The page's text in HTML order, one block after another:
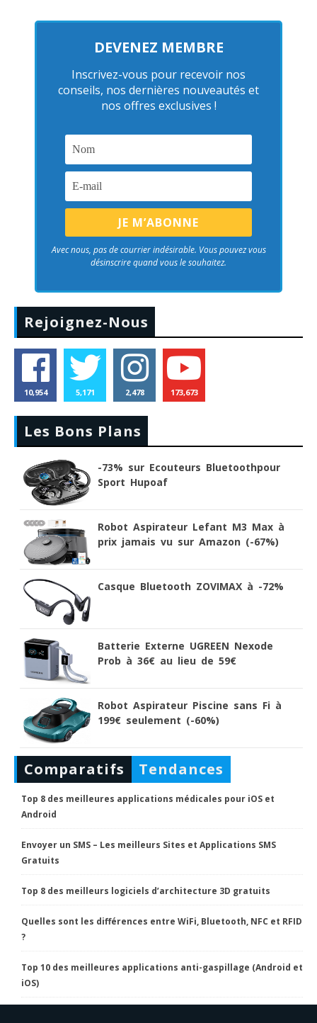
DEVENEZ MEMBRE
Inscrivez-vous pour recevoir nos
conseils, nos dernières nouveautés et
nos offres exclusives !
Avec nous, pas de courrier indésirable. Vous pouvez vous
désinscrire quand vous le souhaitez.
Rejoignez-Nous
10,954 5,171 2,478 173,673
Les Bons Plans
-73% sur Ecouteurs Bluetoothpour
Sport Hupoaf
Robot Aspirateur Lefant M3 Max à
prix jamais vu sur Amazon (-67%)
Casque Bluetooth ZOVIMAX à -72%
Batterie Externe UGREEN Nexode
Prob à 36€ au lieu de 59€
Robot Aspirateur Piscine sans Fi à
199€ seulement (-60%)
Comparatifs Tendances
Top 8 des meilleures applications médicales pour iOS et
Android
Envoyer un SMS – Les meilleurs Sites et Applications SMS
Gratuits
Top 8 des meilleurs logiciels d’architecture 3D gratuits
Quelles sont les différences entre WiFi, Bluetooth, NFC et RFID
?
Top 10 des meilleures applications anti-gaspillage (Android et
iOS)